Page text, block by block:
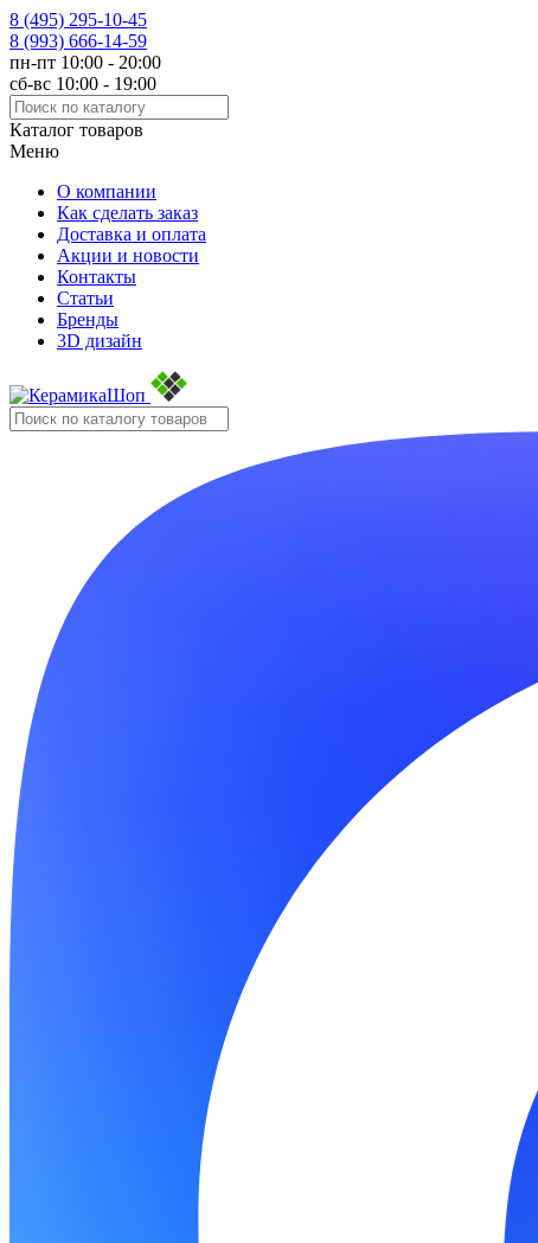
8 (495) 295-10-45
8 (993) 666-14-59
пн-пт 10:00 - 20:00
сб-вс 10:00 - 19:00
Каталог товаров
Меню
О компании
Как сделать заказ
Доставка и оплата
Акции и новости
Контакты
Статьи
Бренды
3D дизайн